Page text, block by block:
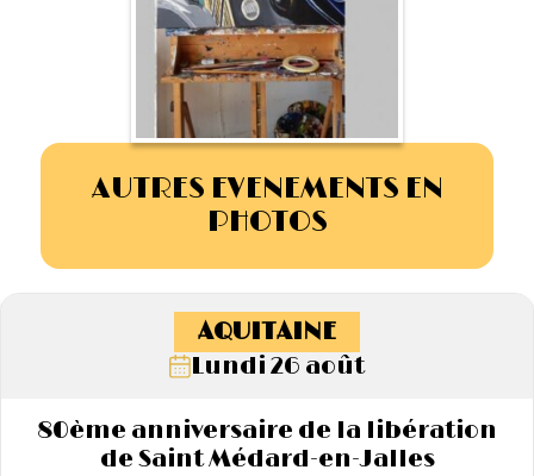
La 15/6 H –
1954/1956
AUTRES EVENEMENTS EN
PHOTOS
AQUITAINE
Lundi 26 août
80ème anniversaire de la libération
de Saint Médard-en-Jalles